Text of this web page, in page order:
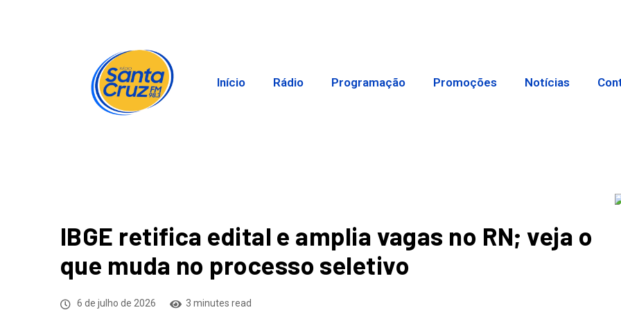
Início Rádio Programação Promoções Notícias
IBGE retifica edital e amplia vagas no RN; veja o
que muda no processo seletivo
6 de julho de 2026 3 minutes read